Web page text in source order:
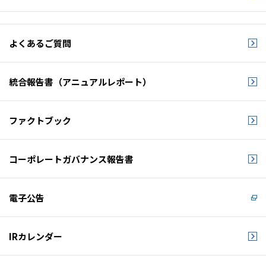
よくあるご質問
統合報告書 （アニュアルレポート）
ファクトブック
コーポレートガバナンス報告書
電子公告
IRカレンダー